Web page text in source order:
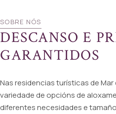
SOBRE NÓS
DESCANSO E
GARANTIDOS
Nas residencias turísticas de
variedade de opcións de
diferentes necesidades e